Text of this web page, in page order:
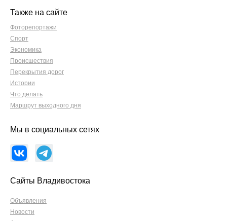
Также на сайте
Фоторепортажи
Спорт
Экономика
Происшествия
Перекрытия дорог
Истории
Что делать
Маршрут выходного дня
Мы в социальных сетях
Сайты Владивостока
Объявления
Новости